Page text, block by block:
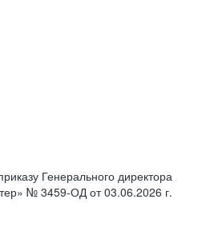
Генерального директора
№ 3459-ОД от 03.06.2026 г.